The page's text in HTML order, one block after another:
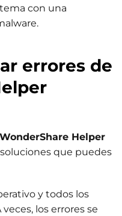
con una
errores de
WonderShare Helper
que puedes
y todos los
los errores se